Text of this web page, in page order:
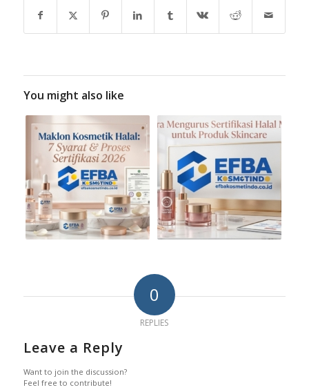
You might also like
0
REPLIES
Leave a Reply
Want to join the discussion?
Feel free to contribute!